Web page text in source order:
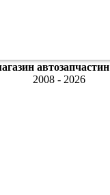
2008 - 2026